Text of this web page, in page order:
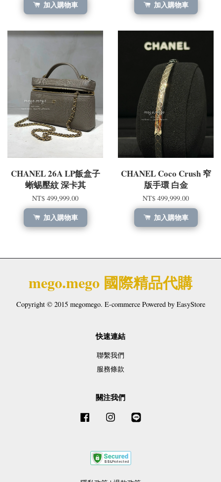
加入購物車 加入購物車
CHANEL 26A LP飯盒子
蜥蜴壓紋 深卡其
NT$ 499,999.00
加入購物車
CHANEL Coco Crush 窄
版手環 白金
NT$ 499,999.00
加入購物車
mego.mego 國際精品代購
Copyright © 2015 megomego. E-commerce Powered by EasyStore
快速連結
聯繫我們
服務條款
關注我們
Facebook Instagram